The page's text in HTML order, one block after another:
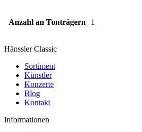
Anzahl an Tonträgern 1
Hänssler Classic
Sortiment
Künstler
Konzerte
Blog
Kontakt
Informationen